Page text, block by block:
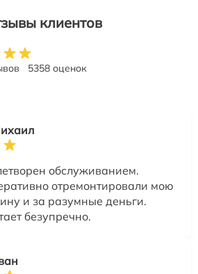
клиентов
5358 оценок
обслуживанием.
отремонтировали мою
и за разумные деньги.
безупречно.